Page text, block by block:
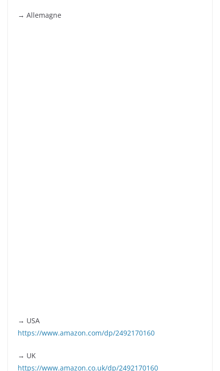
→ Allemagne
→ USA
https://www.amazon.com/dp/2492170160
→ UK
https://www.amazon.co.uk/dp/2492170160